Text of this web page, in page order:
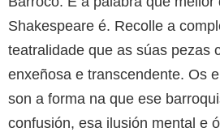
Shakespeare é. Recolle a
teatralidade que as súas pezas
enxeñosa e transcendente. Os
son a forma na que ese
confusión, esa ilusión mental e